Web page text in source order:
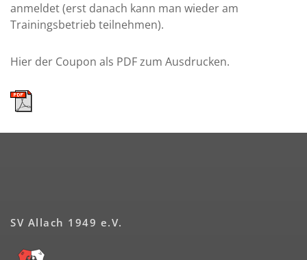
anmeldet (erst danach kann man wieder am
Trainingsbetrieb teilnehmen).
Hier der Coupon als PDF zum Ausdrucken.
SV Allach 1949 e.V.